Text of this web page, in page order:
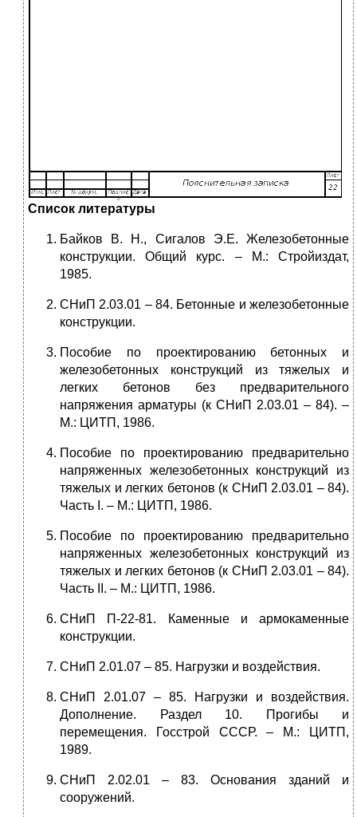
Список литературы
Байков В. Н., Сигалов Э.Е. Железобетонные
конструкции. Общий курс. – М.: Стройиздат,
1985.
СНиП 2.03.01 – 84. Бетонные и железобетонные
конструкции.
Пособие по проектированию бетонных и
железобетонных конструкций из тяжелых и
легких бетонов без предварительного
напряжения арматуры (к СНиП 2.03.01 – 84). –
М.: ЦИТП, 1986.
Пособие по проектированию предварительно
напряженных железобетонных конструкций из
тяжелых и легких бетонов (к СНиП 2.03.01 – 84).
Часть I. – М.: ЦИТП, 1986.
Пособие по проектированию предварительно
напряженных железобетонных конструкций из
тяжелых и легких бетонов (к СНиП 2.03.01 – 84).
Часть II. – М.: ЦИТП, 1986.
СНиП П-22-81. Каменные и армокаменные
конструкции.
СНиП 2.01.07 – 85. Нагрузки и воздействия.
СНиП 2.01.07 – 85. Нагрузки и воздействия.
Дополнение. Раздел 10. Прогибы и
перемещения. Госстрой СССР. – М.: ЦИТП,
1989.
СНиП 2.02.01 – 83. Основания зданий и
сооружений.